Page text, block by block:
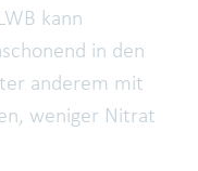
kann
in den
anderem mit
weniger Nitrat